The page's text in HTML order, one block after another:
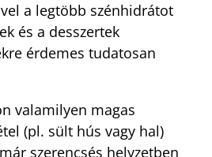
a legtöbb szénhidrátot
és a desszertek
érdemes tudatosan
valamilyen magas
(pl. sült hús vagy hal)
szerencsés helyzetben